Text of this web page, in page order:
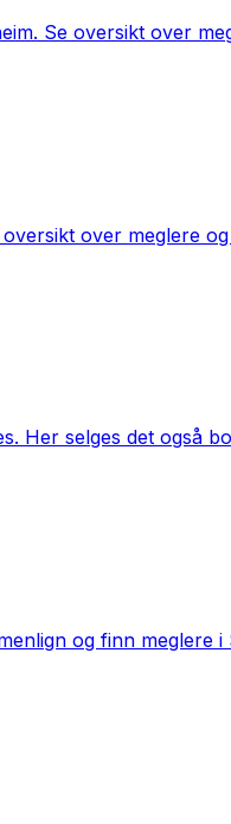
Se oversikt over
over meglere
Her selges det også
og finn meglere i